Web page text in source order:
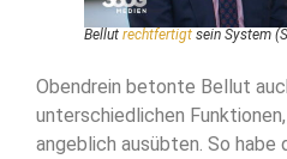
Bellut rechtfertigt sein System
Obendrein betonte Bellut
unterschiedlichen
angeblich ausübten. So habe